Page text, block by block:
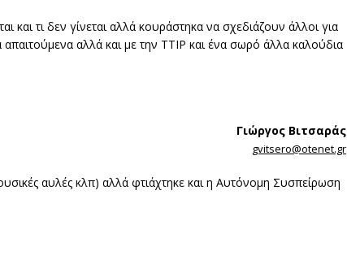
και τι δεν γίνεται αλλά κουράστηκα να σχεδιάζουν άλλοι για
απαιτούμενα αλλά και με την ΤΤΙP και ένα σωρό άλλα καλούδια
Γιώργος Βιτσαράς
gvitsero@otenet.gr
αυλές κλπ) αλλά φτιάχτηκε και η Αυτόνομη Συσπείρωση